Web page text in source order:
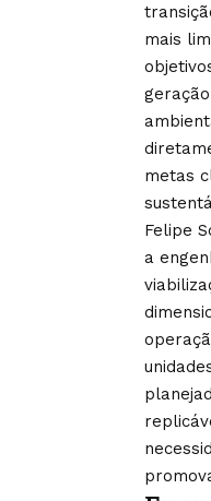
mais
metas
Felipe
a